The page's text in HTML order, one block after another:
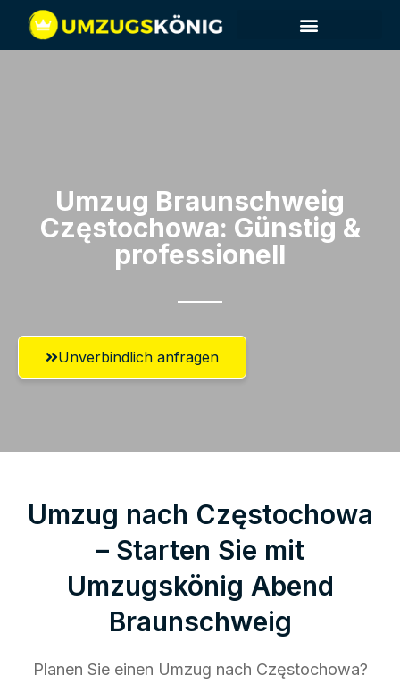
Umzug Braunschweig​
Częstochowa: Günstig &
professionell​
Unverbindlich anfragen
Umzug nach Częstochowa
– Starten Sie mit
Umzugskönig Abend
Braunschweig
Planen Sie einen Umzug nach Częstochowa?